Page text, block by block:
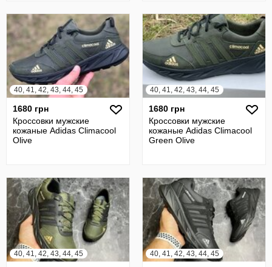
40, 41, 42, 43, 44, 45
1680 грн
Кроссовки мужские
кожаные Adidas Climacool
Olive
40, 41, 42, 43, 44, 45
1680 грн
Кроссовки мужские
кожаные Adidas Climacool
Green Olive
40, 41, 42, 43, 44, 45 40, 41, 42, 43, 44, 45